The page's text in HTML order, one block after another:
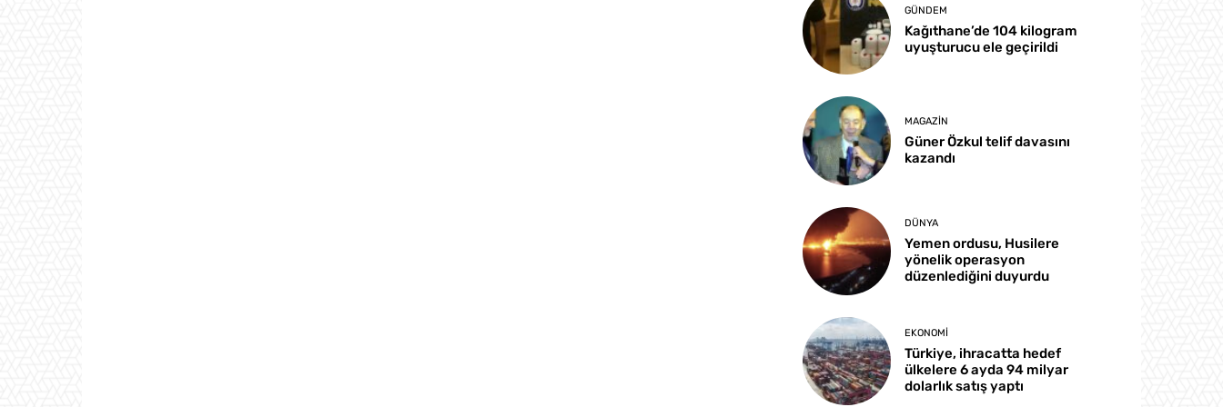
GÜNDEM
Kağıthane’de 104 kilogram
uyuşturucu ele geçirildi
MAGAZIN
Güner Özkul telif davasını
kazandı
DÜNYA
Yemen ordusu, Husilere
yönelik operasyon
düzenlediğini duyurdu
EKONOMI
Türkiye, ihracatta hedef
ülkelere 6 ayda 94 milyar
dolarlık satış yaptı